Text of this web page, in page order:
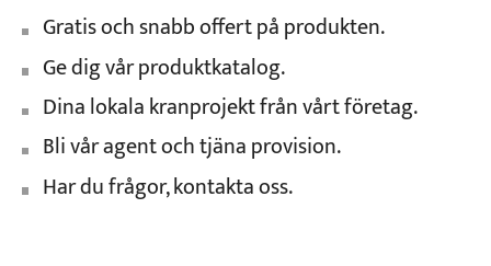
Gratis och snabb offert på produkten.
Ge dig vår produktkatalog.
Dina lokala kranprojekt från vårt företag.
Bli vår agent och tjäna provision.
Har du frågor, kontakta oss.